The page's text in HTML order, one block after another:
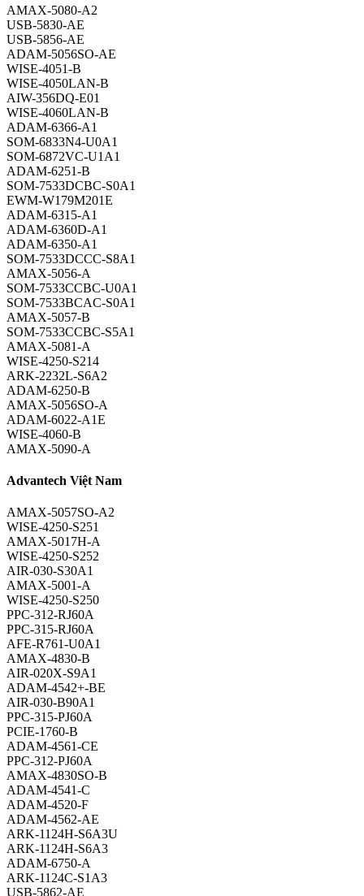
AMAX-5080-A2
USB-5830-AE
USB-5856-AE
ADAM-5056SO-AE
WISE-4051-B
WISE-4050LAN-B
AIW-356DQ-E01
WISE-4060LAN-B
ADAM-6366-A1
SOM-6833N4-U0A1
SOM-6872VC-U1A1
ADAM-6251-B
SOM-7533DCBC-S0A1
EWM-W179M201E
ADAM-6315-A1
ADAM-6360D-A1
ADAM-6350-A1
SOM-7533DCCC-S8A1
AMAX-5056-A
SOM-7533CCBC-U0A1
SOM-7533BCAC-S0A1
AMAX-5057-B
SOM-7533CCBC-S5A1
AMAX-5081-A
WISE-4250-S214
ARK-2232L-S6A2
ADAM-6250-B
AMAX-5056SO-A
ADAM-6022-A1E
WISE-4060-B
AMAX-5090-A
Advantech Việt Nam
AMAX-5057SO-A2
WISE-4250-S251
AMAX-5017H-A
WISE-4250-S252
AIR-030-S30A1
AMAX-5001-A
WISE-4250-S250
PPC-312-RJ60A
PPC-315-RJ60A
AFE-R761-U0A1
AMAX-4830-B
AIR-020X-S9A1
ADAM-4542+-BE
AIR-030-B90A1
PPC-315-PJ60A
PCIE-1760-B
ADAM-4561-CE
PPC-312-PJ60A
AMAX-4830SO-B
ADAM-4541-C
ADAM-4520-F
ADAM-4562-AE
ARK-1124H-S6A3U
ARK-1124H-S6A3
ADAM-6750-A
ARK-1124C-S1A3
USB-5862-AE